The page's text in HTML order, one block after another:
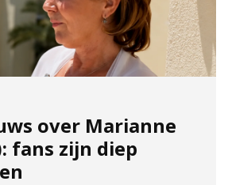
over Marianne
fans zijn diep